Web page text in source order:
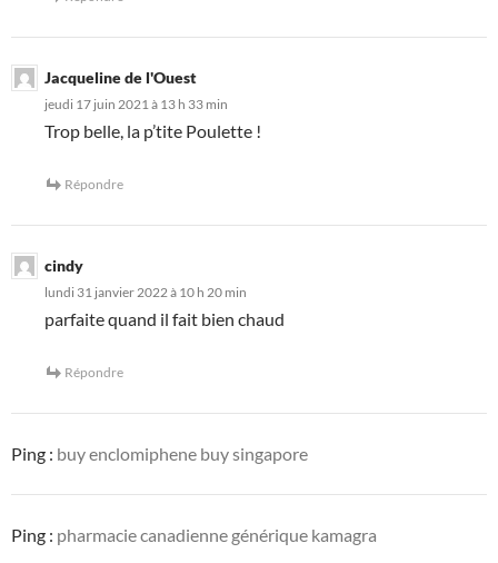
Jacqueline de l'Ouest
jeudi 17 juin 2021 à 13 h 33 min
Trop belle, la p’tite Poulette !
Répondre
cindy
lundi 31 janvier 2022 à 10 h 20 min
parfaite quand il fait bien chaud
Répondre
Ping : buy enclomiphene buy singapore
Ping : pharmacie canadienne générique kamagra